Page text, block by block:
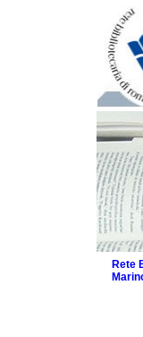
Rete